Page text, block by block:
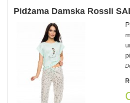
Pidżama Damska Rossli